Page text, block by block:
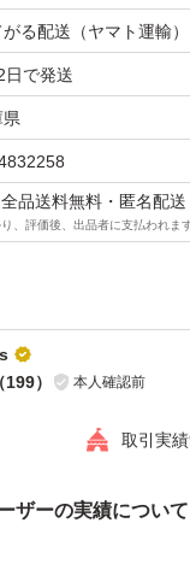
製法米のおいしい
低温製法米の
る配送（ヤマト運輸）
日で発送
県
品送料無料・匿名配送
、評価後、出品者に支払われま
（199） 本人確認前
取引実
ザーの実績について
商